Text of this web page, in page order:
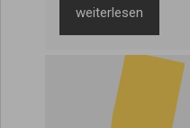
weiterlesen